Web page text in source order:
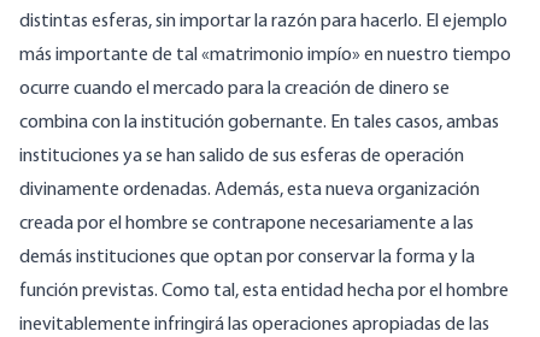
distintas esferas, sin importar la razón para hacerlo. El ejemplo
más importante de tal «matrimonio impío» en nuestro tiempo
ocurre cuando el mercado para la creación de dinero se
combina con la institución gobernante. En tales casos, ambas
instituciones ya se han salido de sus esferas de operación
divinamente ordenadas. Además, esta nueva organización
creada por el hombre se contrapone necesariamente a las
demás instituciones que optan por conservar la forma y la
función previstas. Como tal, esta entidad hecha por el hombre
inevitablemente infringirá las operaciones apropiadas de las